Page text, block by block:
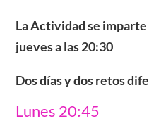
La Actividad se imparte
jueves a las 20:30
Dos días y dos retos
Lunes 20:45